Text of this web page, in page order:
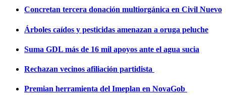
Concretan tercera donación multiorgánica en Civil Nuevo
Árboles caídos y pesticidas amenazan a oruga peluche
Suma GDL más de 16 mil apoyos ante el agua sucia
Rechazan vecinos afiliación partidista
Premian herramienta del Imeplan en NovaGob